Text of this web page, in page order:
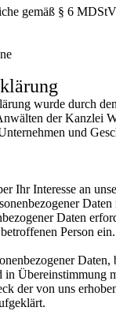
gemäß § 6 MDStV
wurde durch
der Kanzlei
und
Ihr Interesse an
Daten
Person ein.
Übereinstimmung
der von uns